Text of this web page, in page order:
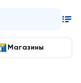
Магазины